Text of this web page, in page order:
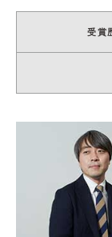
受賞